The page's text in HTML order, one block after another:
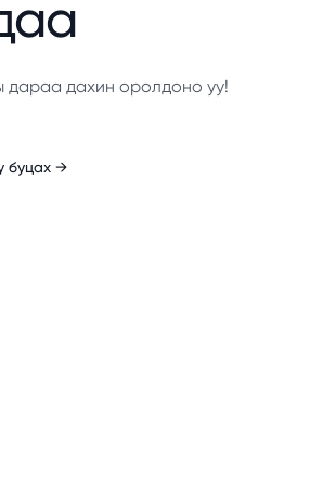
дараа дахин оролдоно уу!
буцах →